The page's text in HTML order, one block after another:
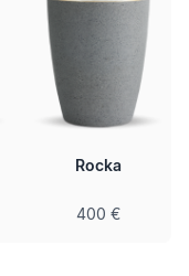
Rocka
400 €